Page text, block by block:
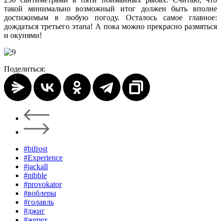
такой минимально возможный итог должен быть вполне
достижимым в любую погоду. Осталось самое главное:
дождаться третьего этапа! А пока можно прекрасно размяться
и окунями!
Поделиться:
#bifrost
#Experience
#jackall
#nibble
#provokator
#воблеры
#голавль
#джиг